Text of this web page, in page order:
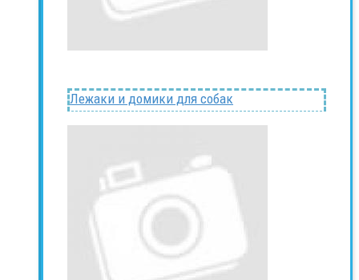
Лежаки и домики для собак